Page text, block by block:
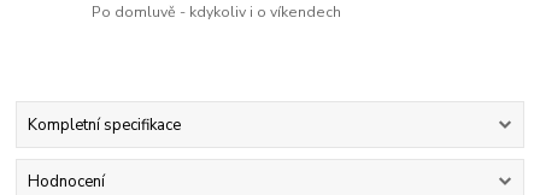
Po domluvě - kdykoliv i o víkendech
Kompletní specifikace
Hodnocení